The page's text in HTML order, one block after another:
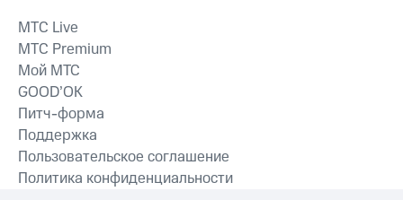
MTС Live
MTС Premium
Мой МТС
GOOD’OK
Питч-форма
Поддержка
Пользовательское соглашение
Политика конфиденциальности